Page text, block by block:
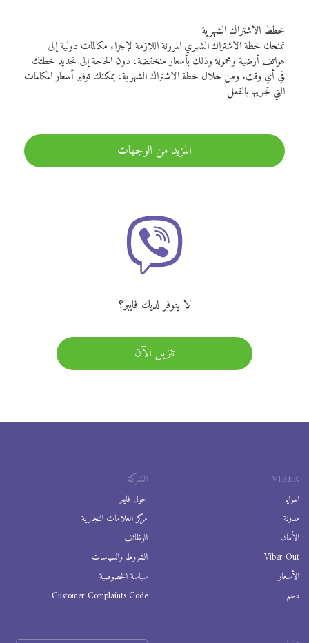
خطط الاشتراك الشهرية
تمنحك خطة الاشتراك الشهري المرونة اللازمة لإجراء مكالمات دولية إلى
هواتف أرضية ومحمولة وذلك بأسعار منخفضة، دون الحاجة إلى تجديد خطتك
في أي وقت. ومن خلال خطة الاشتراك الشهرية، يمكنك توفير أسعار المكالمات
التي تجريها بالفعل
المزيد من الوجهات
لا يتوفر لديك فايبر؟
تنزيل الآن
VIBER
المزايا
مدونة
الأمان
Viber Out
الأسعار
دعم
الشركة
حول فايبر
مركز العلامات التجارية
الوظائف
الشروط والسياسات
سياسة الخصوصية
Customer Complaints Code